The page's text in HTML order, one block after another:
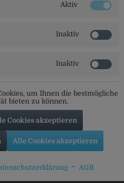
für alle Neuigkeiten:
Aktiv
Inaktiv
Inaktiv
um Ihnen die bestmögliche
bieten zu können.
Cookies akzeptieren
Alle Cookies akzeptieren
AGB